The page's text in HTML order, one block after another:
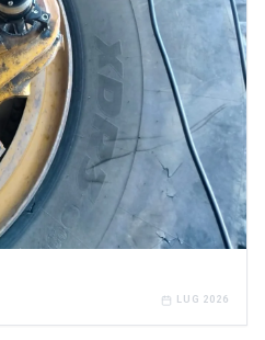
LUG 2026